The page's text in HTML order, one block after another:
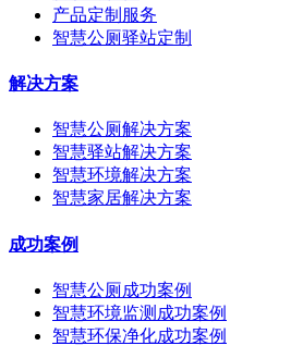
产品定制服务
智慧公厕驿站定制
解决方案
智慧公厕解决方案
智慧驿站解决方案
智慧环境解决方案
智慧家居解决方案
成功案例
智慧公厕成功案例
智慧环境监测成功案例
智慧环保净化成功案例